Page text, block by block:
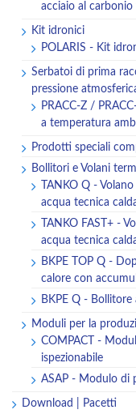
acciaio al
Kit idronici
POLARIS - Kit
Serbatoi di prima
pressione
PRACC-Z /
a temperatura
Prodotti speciali
Bollitori e Volani
TANKO Q -
acqua tecnica
TANKO FAST+ -
acqua tecnica
BKPE TOP Q -
calore con
BKPE Q - Bollitore
Moduli per la
COMPACT -
ispezionabile
ASAP - Modulo di
Download | Pacetti